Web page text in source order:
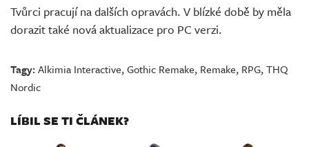
Tvůrci pracují na dalších opravách. V blízké době by měla
dorazit také nová aktualizace pro PC verzi.
Tagy:Alkimia Interactive,Gothic Remake, Remake, RPG,THQ
Nordic
LÍBIL SE TI ČLÁNEK?